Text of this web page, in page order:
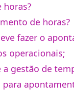
horas?
de horas?
fazer o
operacionais;
gestão de